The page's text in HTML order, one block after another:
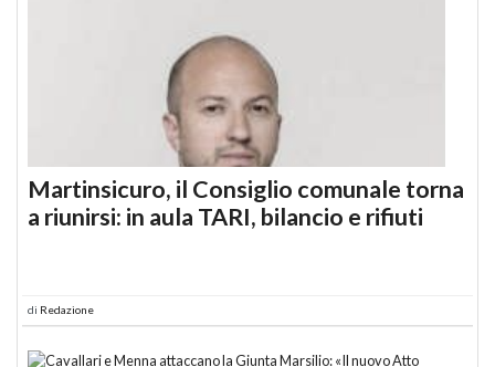
Martinsicuro, il Consiglio comunale torna
a riunirsi: in aula TARI, bilancio e rifiuti
di Redazione